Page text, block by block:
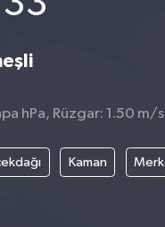
hPa, Rüzgar: 1.50 m/s
Kaman